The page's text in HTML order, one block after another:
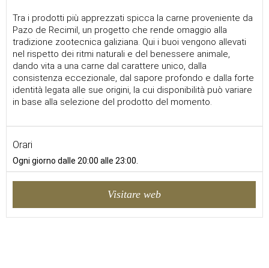
Tra i prodotti più apprezzati spicca la carne proveniente da
Pazo de Recimil, un progetto che rende omaggio alla
tradizione zootecnica galiziana. Qui i buoi vengono allevati
nel rispetto dei ritmi naturali e del benessere animale,
dando vita a una carne dal carattere unico, dalla
consistenza eccezionale, dal sapore profondo e dalla forte
identità legata alle sue origini, la cui disponibilità può variare
in base alla selezione del prodotto del momento.
Orari
Ogni giorno dalle 20:00 alle 23:00.
Visitare web